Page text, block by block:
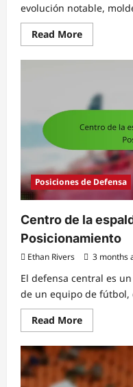
evolución notable,
Read MoreRead
more
Historia
porteros:
Evolución,
Leyendas,
Posiciones de Defensa
Centro de la
Posicionamiento
Ethan Rivers 3 months
El defensa central es
de un equipo de fútbol,
Read MoreRead
more
Centro
la
espalda: